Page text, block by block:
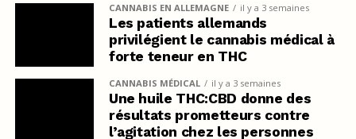
CANNABIS EN ALLEMAGNE il y a 3 semaines
Les patients allemands
privilégient le cannabis médical à
forte teneur en THC
CANNABIS MÉDICAL il y a 3 semaines
Une huile THC:CBD donne des
résultats prometteurs contre
l’agitation chez les personnes